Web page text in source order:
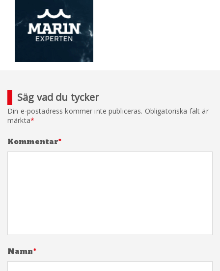
Säg vad du tycker
Din e-postadress kommer inte publiceras. Obligatoriska fält är
märkta*
Kommentar*
Namn*